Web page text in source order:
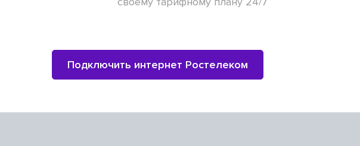
Подключить интернет Ростелеком